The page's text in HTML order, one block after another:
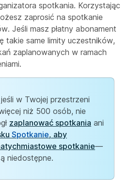
spotkania. Korzystając
zaprosić na spotkanie
Jeśli masz płatny abonament
takie same limity uczestników,
zaplanowanych w ramach
w Twojej przestrzeni
niż 500 osób, nie
zaplanować spotkania ani
Spotkanie, aby
spotkanie—
niedostępne.